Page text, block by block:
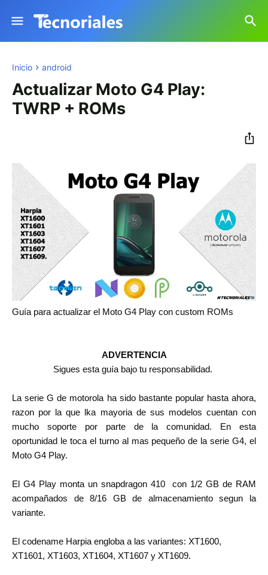
Inicio android
Actualizar Moto G4 Play:
TWRP + ROMs
Guía para actualizar el Moto G4 Play con custom ROMs
ADVERTENCIA
Sigues esta guía bajo tu responsabilidad.
La serie G de motorola ha sido bastante popular hasta ahora,
razon por la que lka mayoria de sus modelos cuentan con
mucho soporte por parte de la comunidad. En esta
oportunidad le toca el turno al mas pequeño de la serie G4, el
Moto G4 Play.
El G4 Play monta un snapdragon 410 con 1/2 GB de RAM
acompañados de 8/16 GB de almacenamiento segun la
variante.
El codename Harpia engloba a las variantes: XT1600,
XT1601, XT1603, XT1604, XT1607 y XT1609.